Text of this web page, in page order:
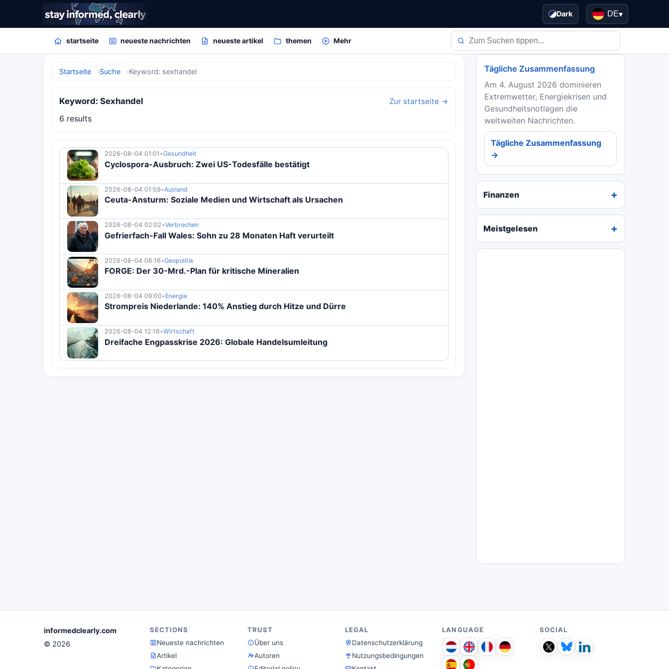
Dark DE▾
startseite neueste nachrichten neueste artikel themen Mehr
Startseite Suche Keyword: sexhandel
Keyword: Sexhandel Zur startseite →
6 results
2026-08-04 01:01 •Gesundheit
Cyclospora-Ausbruch: Zwei US-Todesfälle bestätigt
2026-08-04 01:59•Ausland
Ceuta-Ansturm: Soziale Medien und Wirtschaft als Ursachen
2026-08-04 02:02•Verbrechen
Gefrierfach-Fall Wales: Sohn zu 28 Monaten Haft verurteilt
2026-08-04 06:16•Geopolitik
FORGE: Der 30-Mrd.-Plan für kritische Mineralien
2026-08-04 09:00•Energie
Strompreis Niederlande: 140% Anstieg durch Hitze und Dürre
2026-08-04 12:18•Wirtschaft
Dreifache Engpasskrise 2026: Globale Handelsumleitung
Tägliche Zusammenfassung
Am 4. August 2026 dominieren
Extremwetter, Energiekrisen und
Gesundheitsnotlagen die
weltweiten Nachrichten.
Tägliche Zusammenfassung
→
Finanzen
Meistgelesen
informedclearly.com
© 2026
SECTIONS
Neueste nachrichten
Artikel
TRUST
Über uns
Autoren
LEGAL
Datenschutzerklärung
Nutzungsbedingungen
LANGUAGE SOCIAL